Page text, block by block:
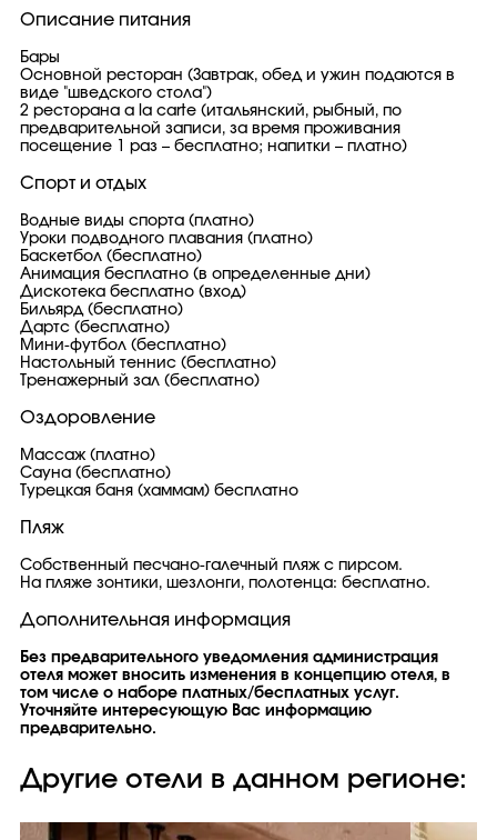
Описание питания
Бары
Основной ресторан (Завтрак, обед и ужин подаются в
виде "шведского стола")
2 ресторана a la carte (итальянский, рыбный, по
предварительной записи, за время проживания
посещение 1 раз – бесплатно; напитки – платно)
Спорт и отдых
Водные виды спорта (платно)
Уроки подводного плавания (платно)
Баскетбол (бесплатно)
Анимация бесплатно (в определенные дни)
Дискотека бесплатно (вход)
Бильярд (бесплатно)
Дартс (бесплатно)
Мини-футбол (бесплатно)
Настольный теннис (бесплатно)
Тренажерный зал (бесплатно)
Оздоровление
Массаж (платно)
Сауна (бесплатно)
Турецкая баня (хаммам) бесплатно
Пляж
Собственный песчано-галечный пляж с пирсом.
На пляже зонтики, шезлонги, полотенца: бесплатно.
Дополнительная информация
Без предварительного уведомления администрация
отеля может вносить изменения в концепцию отеля, в
том числе о наборе платных/бесплатных услуг.
Уточняйте интересующую Вас информацию
предварительно.
Другие отели в данном регионе: